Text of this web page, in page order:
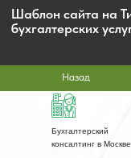
Назад
Шаблон сайта на Тильде для
бухгалтерских услуг
Бухгалтерский
консалтинг в Москве